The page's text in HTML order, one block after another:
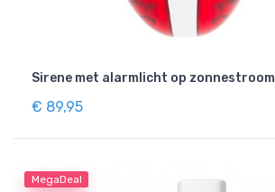
Sirene met alarmlicht op zonnestroom
€ 89,95
MegaDeal